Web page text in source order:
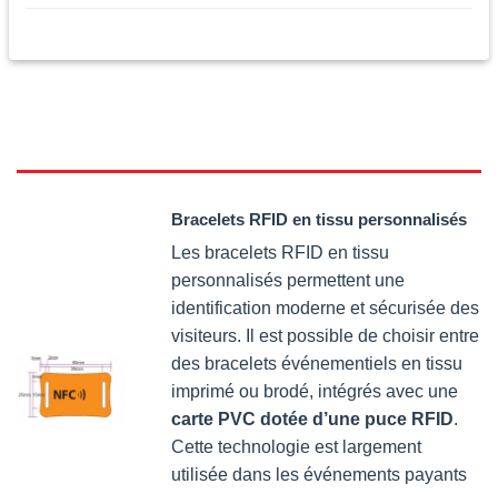
Bracelets RFID en tissu personnalisés
Les bracelets RFID en tissu
personnalisés permettent une
identification moderne et sécurisée des
visiteurs. Il est possible de choisir entre
des bracelets événementiels en tissu
imprimé ou brodé, intégrés avec une
carte PVC dotée d’une puce RFID.
Cette technologie est largement
utilisée dans les événements payants